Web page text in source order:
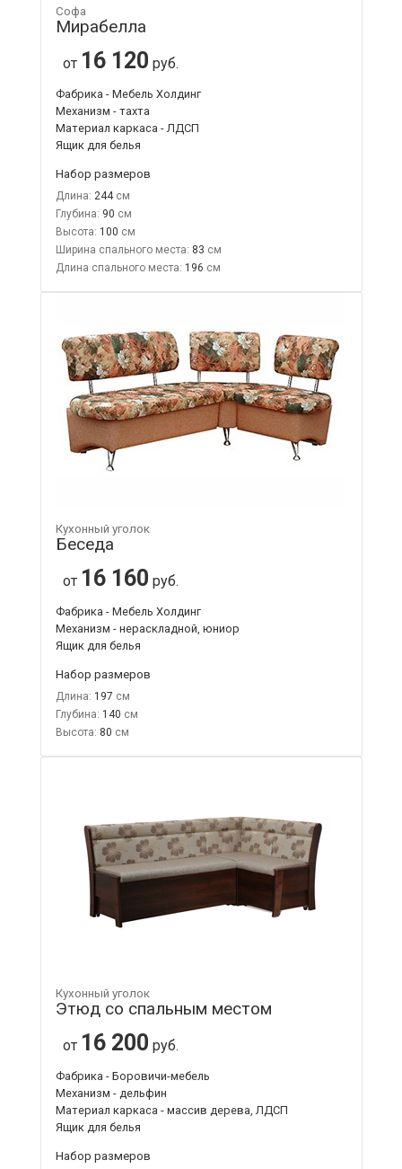
Софа
Мирабелла
от 16 120 руб.
Фабрика - Мебель Холдинг
Механизм - тахта
Материал каркаса - ЛДСП
Ящик для белья
Набор размеров
Длина: 244
Глубина: 90
Высота: 100
Ширина спального места: 83
Длина спального места: 196
Кухонный уголок
Беседа
от 16 160 руб.
Фабрика - Мебель Холдинг
Механизм - нераскладной, юниор
Ящик для белья
Набор размеров
Длина: 197
Глубина: 140
Высота: 80
Кухонный уголок
Этюд со спальным местом
от 16 200 руб.
Фабрика - Боровичи-мебель
Механизм - дельфин
Материал каркаса - массив дерева, ЛДСП
Ящик для белья
Набор размеров